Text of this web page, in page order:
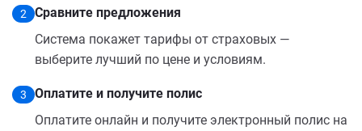
2
Сравните предложения
Система покажет тарифы от страховых —
выберите лучший по цене и условиям.
3
Оплатите и получите полис
Оплатите онлайн и получите электронный полис на